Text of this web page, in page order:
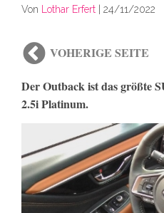
Von Lothar Erfert 24/11/2022
VOHERIGE SEITE
Der Outback ist das größte
2.5i Platinum.